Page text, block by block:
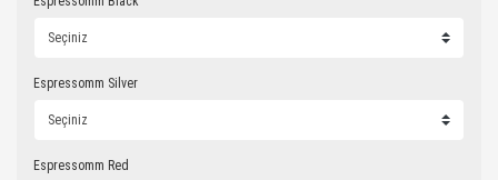
Espressomm Silver
Espressomm Red